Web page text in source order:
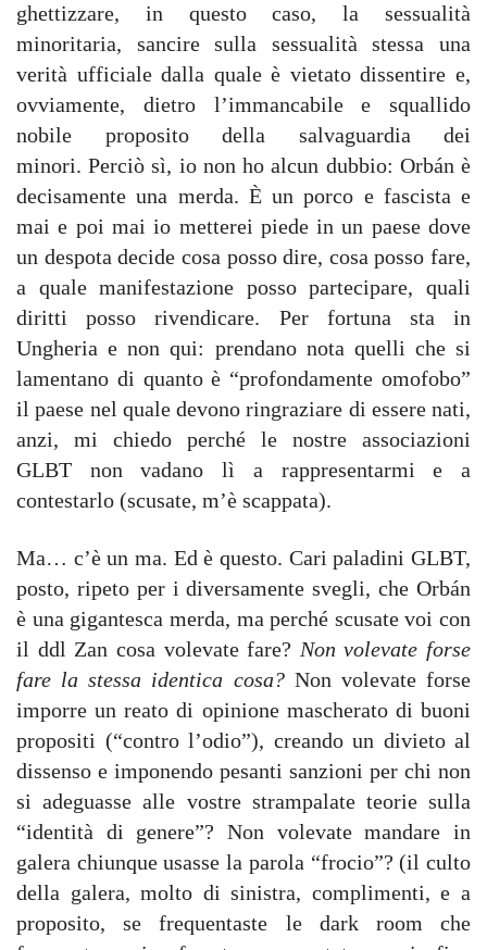
ghettizzare, in questo caso, la sessualità
minoritaria, sancire sulla sessualità stessa una
verità ufficiale dalla quale è vietato dissentire e,
ovviamente, dietro l’immancabile e squallido
nobile proposito della salvaguardia dei
minori. Perciò sì, io non ho alcun dubbio: Orbán è
decisamente una merda. È un porco e fascista e
mai e poi mai io metterei piede in un paese dove
un despota decide cosa posso dire, cosa posso fare,
a quale manifestazione posso partecipare, quali
diritti posso rivendicare. Per fortuna sta in
Ungheria e non qui: prendano nota quelli che si
lamentano di quanto è “profondamente omofobo”
il paese nel quale devono ringraziare di essere nati,
anzi, mi chiedo perché le nostre associazioni
GLBT non vadano lì a rappresentarmi e a
contestarlo (scusate, m’è scappata).
Ma… c’è un ma. Ed è questo. Cari paladini GLBT,
posto, ripeto per i diversamente svegli, che Orbán
è una gigantesca merda, ma perché scusate voi con
il ddl Zan cosa volevate fare? Non volevate forse
fare la stessa identica cosa?Non volevate forse
imporre un reato di opinione mascherato di buoni
propositi (“contro l’odio”), creando un divieto al
dissenso e imponendo pesanti sanzioni per chi non
si adeguasse alle vostre strampalate teorie sulla
“identità di genere”? Non volevate mandare in
galera chiunque usasse la parola “frocio”? (il culto
della galera, molto di sinistra, complimenti, e a
proposito, se frequentaste le dark room che